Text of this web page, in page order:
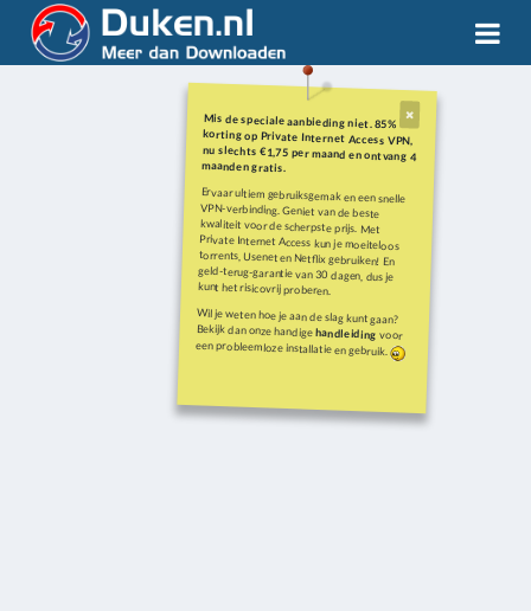
Mis de speciale aanbieding niet. 85%
korting op Private Internet Access VPN,
nu slechts €1,75 per maand en ontvang 4
maanden gratis.
Ervaar ultiem gebruiksgemak en een snelle
VPN-verbinding. Geniet van de beste
kwaliteit voor de scherpste prijs. Met
Private Internet Access kun je moeiteloos
torrents, Usenet en Netflix gebruiken! En
geld-terug-garantie van 30 dagen, dus je
kunt het risicovrij proberen.
Wil je weten hoe je aan de slag kunt gaan?
Bekijk dan onze handigehandleiding voor
een probleemloze installatie en gebruik.